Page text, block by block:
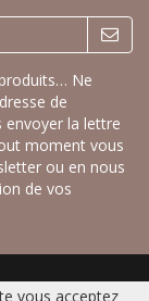
Ne
de
envoyer la lettre
moment vous
ou en nous
de vos
créatives salées
vous acceptez